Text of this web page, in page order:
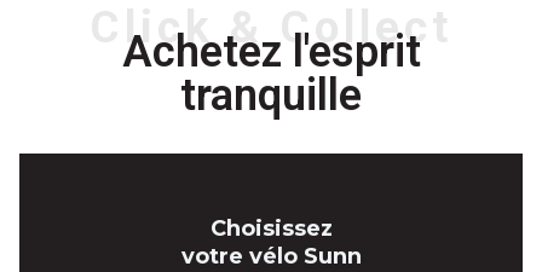
Click & Collect
Achetez l'esprit
tranquille
Choisissez
votre vélo Sunn